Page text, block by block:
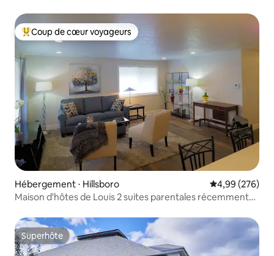
Coups de cœur voyageurs les plus appréciés
Coup de cœur voyageurs
Hébergement ⋅ Hillsboro Évaluation
4,99 (276)
Maison d'hôtes de Louis 2 suites parentales récemment
Superhôte
Superhôte